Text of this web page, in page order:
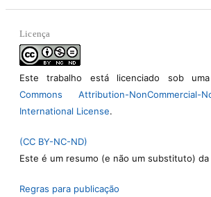
Licença
Este trabalho está licenciado sob
Commons Attribution-NonCommercial-
International License.
(CC BY-NC-ND)
Este é um resumo (e não um substituto) da
Regras para publicação